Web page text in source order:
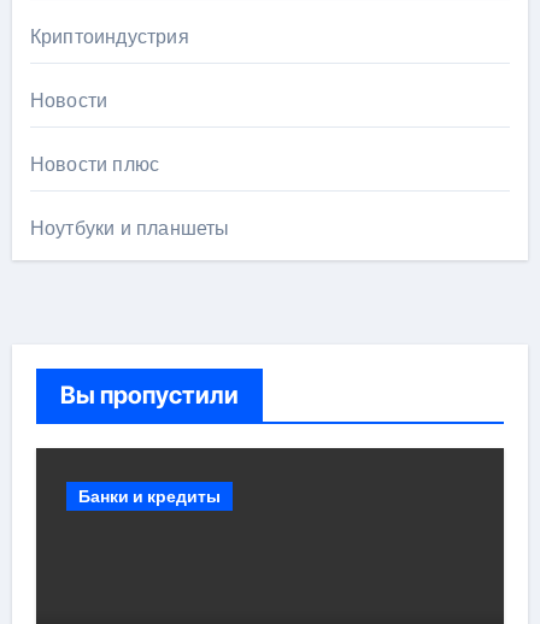
Криптоиндустрия
Новости
Новости плюс
Ноутбуки и планшеты
Вы пропустили
Банки и кредиты